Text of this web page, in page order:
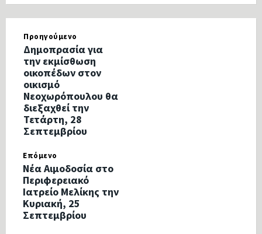
Προηγούμενο
Δημοπρασία για
την εκμίσθωση
οικοπέδων στον
οικισμό
Νεοχωρόπουλου θα
διεξαχθεί την
Τετάρτη, 28
Σεπτεμβρίου
Επόμενο
Νέα Αιμοδοσία στο
Περιφερειακό
Ιατρείο Μελίκης την
Κυριακή, 25
Σεπτεμβρίου